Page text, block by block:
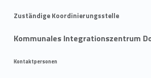
Zuständige Koordinierungsstelle
Kommunales Integrationszentrum
Kontaktpersonen